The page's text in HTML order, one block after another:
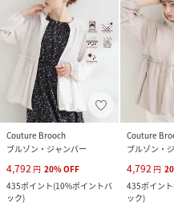
Couture Brooch
ブルゾン・ジャンパー
4,792 円 20%OFF
435ポイント(10%ポイントバ
ック)
Couture
ブルゾン・
4,792 円 20
435ポイント
ック)